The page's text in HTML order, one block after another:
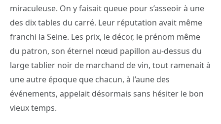
miraculeuse. On y faisait queue pour s’asseoir à une
des dix tables du carré. Leur réputation avait même
franchi la Seine. Les prix, le décor, le prénom même
du patron, son éternel nœud papillon au-dessus du
large tablier noir de marchand de vin, tout ramenait à
une autre époque que chacun, à l’aune des
événements, appelait désormais sans hésiter le bon
vieux temps.